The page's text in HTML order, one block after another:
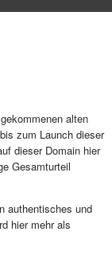
alten
zum Launch dieser
dieser Domain hier
Gesamturteil
authentisches und
hier mehr als